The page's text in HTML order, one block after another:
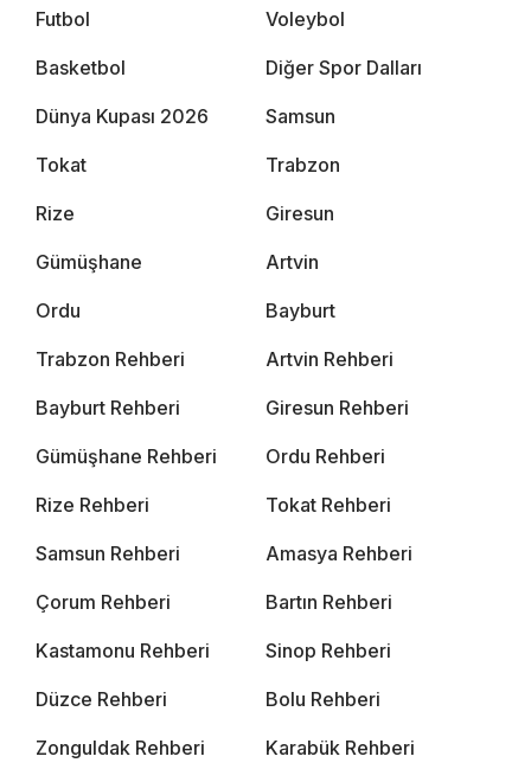
Futbol Voleybol
Basketbol Diğer Spor Dalları
Dünya Kupası 2026 Samsun
Tokat Trabzon
Rize Giresun
Gümüşhane Artvin
Ordu Bayburt
Trabzon Rehberi Artvin Rehberi
Bayburt Rehberi Giresun Rehberi
Gümüşhane Rehberi Ordu Rehberi
Rize Rehberi Tokat Rehberi
Samsun Rehberi Amasya Rehberi
Çorum Rehberi Bartın Rehberi
Kastamonu Rehberi Sinop Rehberi
Düzce Rehberi Bolu Rehberi
Zonguldak Rehberi Karabük Rehberi